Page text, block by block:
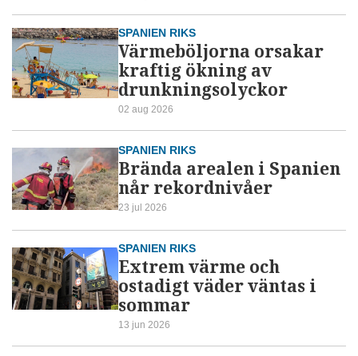
SPANIEN RIKS
Värmeböljorna orsakar
kraftig ökning av
drunkningsolyckor
02 aug 2026
SPANIEN RIKS
Brända arealen i Spanien
når rekordnivåer
23 jul 2026
SPANIEN RIKS
Extrem värme och
ostadigt väder väntas i
sommar
13 jun 2026